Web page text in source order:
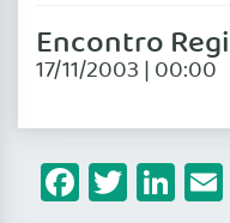
Encontro
17/11/2003 | 00:00